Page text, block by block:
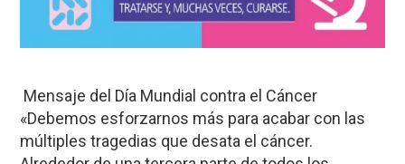
Mensaje del Día Mundial contra el Cáncer
«Debemos esforzarnos más para acabar con las
múltiples tragedias que desata el cáncer.